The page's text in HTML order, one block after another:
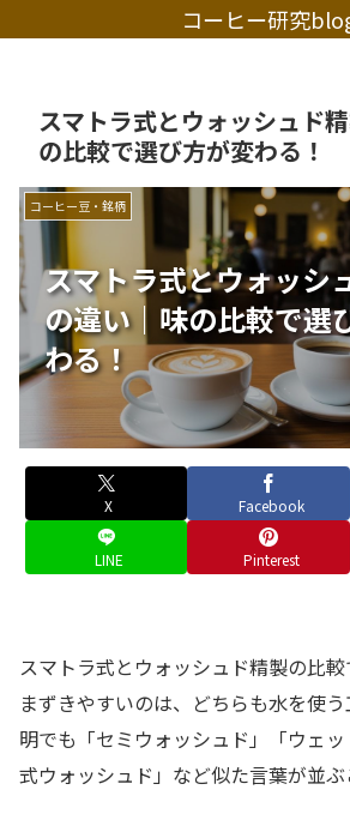
コーヒー研究
スマトラ式とウォッシュド
の比較で選び方が変わる！
スマトラ式とウォッシ
の違い｜味の比較で選
わる！
コーヒー豆・銘柄
X Facebook
LINE Pinterest
スマトラ式とウォッシュド精製の比
まずきやすいのは、どちらも水を使
明でも「セミウォッシュド」「ウェ
式ウォッシュド」など似た言葉が並ぶ